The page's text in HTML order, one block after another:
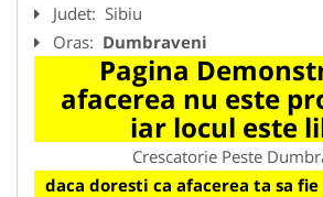
Judet: Sibiu
Oras: Dumbraveni
Pagina
afacerea nu este
iar locul este
Crescatorie Peste
daca doresti ca afacerea ta sa